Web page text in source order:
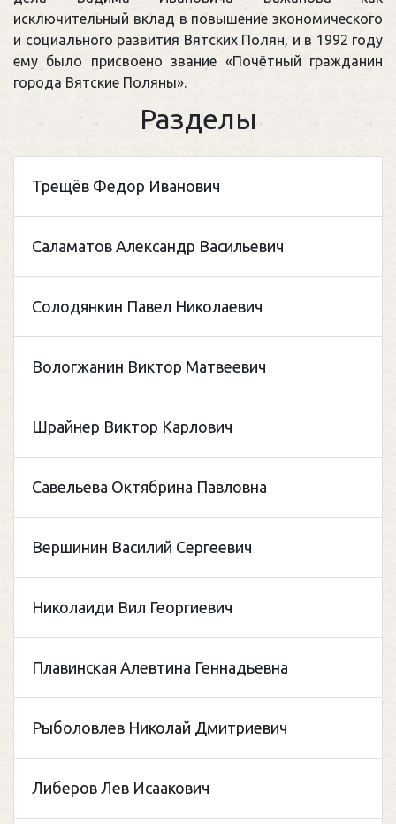
исключительный вклад в повышение экономического
и социального развития Вятских Полян, и в 1992 году
ему было присвоено звание «Почётный гражданин
города Вятские Поляны».
Разделы
Трещёв Федор Иванович
Саламатов Александр Васильевич
Солодянкин Павел Николаевич
Вологжанин Виктор Матвеевич
Шрайнер Виктор Карлович
Савельева Октябрина Павловна
Вершинин Василий Сергеевич
Николаиди Вил Георгиевич
Плавинская Алевтина Геннадьевна
Рыболовлев Николай Дмитриевич
Либеров Лев Исаакович